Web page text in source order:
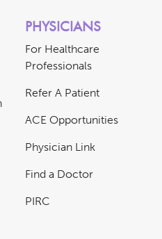
PHYSICIANS
For Healthcare
Professionals
Refer A Patient
ACE Opportunities
Physician Link
Find a Doctor
PIRC